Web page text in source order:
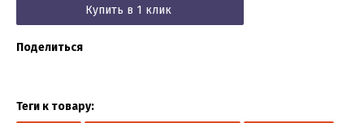
Купить в 1 клик
Поделиться
Теги к товару: